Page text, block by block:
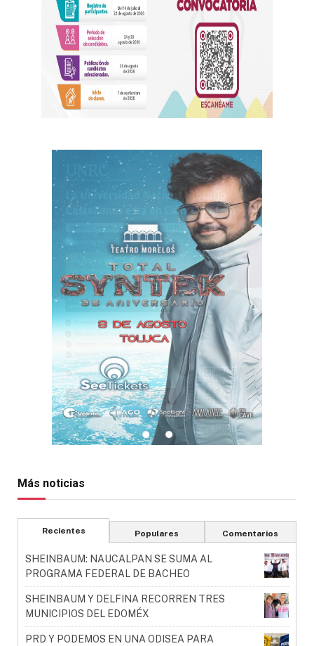
Más noticias
Recientes Populares Comentarios
SHEINBAUM: NAUCALPAN SE SUMA AL
PROGRAMA FEDERAL DE BACHEO
SHEINBAUM Y DELFINA RECORREN TRES
MUNICIPIOS DEL EDOMÉX
PRD Y PODEMOS EN UNA ODISEA PARA